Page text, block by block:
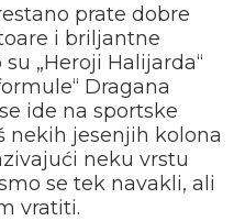
prate dobre
i briljantne
„Heroji Halijarda“
Dragana
ide na sportske
nekih jesenjih kolona
neku vrstu
se tek navakli, ali
vratiti.